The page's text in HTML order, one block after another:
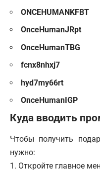
ONCEHUMANKFBT
OnceHumanJRpt
OnceHumanTBG
fcnx8nhxj7
hyd7my66rt
OnceHumanIGP
Куда вводить
Чтобы получить
нужно:
Откройте главное